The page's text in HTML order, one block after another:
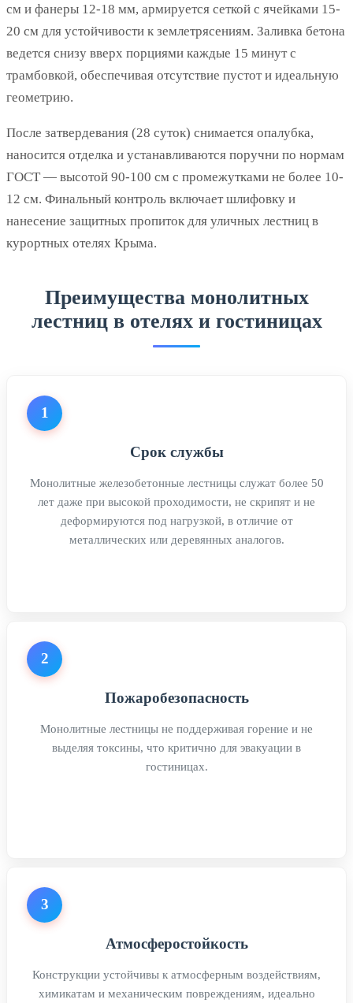
см и фанеры 12-18 мм, армируется сеткой с ячейками 15-
20 см для устойчивости к землетрясениям. Заливка бетона
ведется снизу вверх порциями каждые 15 минут с
трамбовкой, обеспечивая отсутствие пустот и идеальную
геометрию.
После затвердевания (28 суток) снимается опалубка,
наносится отделка и устанавливаются поручни по нормам
ГОСТ — высотой 90-100 см с промежутками не более 10-
12 см. Финальный контроль включает шлифовку и
нанесение защитных пропиток для уличных лестниц в
курортных отелях Крыма.
Преимущества монолитных
лестниц в отелях и гостиницах
1
Срок службы
Монолитные железобетонные лестницы служат более 50
лет даже при высокой проходимости, не скрипят и не
деформируются под нагрузкой, в отличие от
металлических или деревянных аналогов.
2
Пожаробезопасность
Монолитные лестницы не поддерживая горение и не
выделяя токсины, что критично для эвакуации в
гостиницах.
3
Атмосферостойкость
Конструкции устойчивы к атмосферным воздействиям,
химикатам и механическим повреждениям, идеально